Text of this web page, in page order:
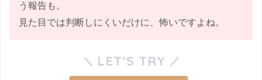
う報告も。
見た目では判断しにくいだけに、怖いですよね。
LET’S TRY